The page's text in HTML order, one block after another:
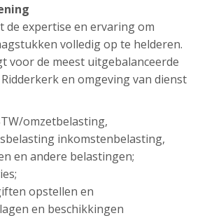
de expertise en ervaring om
volledig op te helderen.
voor de meest uitgebalanceerde
en omgeving van dienst
omzetbelasting,
inkomstenbelasting,
en andere belastingen;
opstellen en
en beschikkingen